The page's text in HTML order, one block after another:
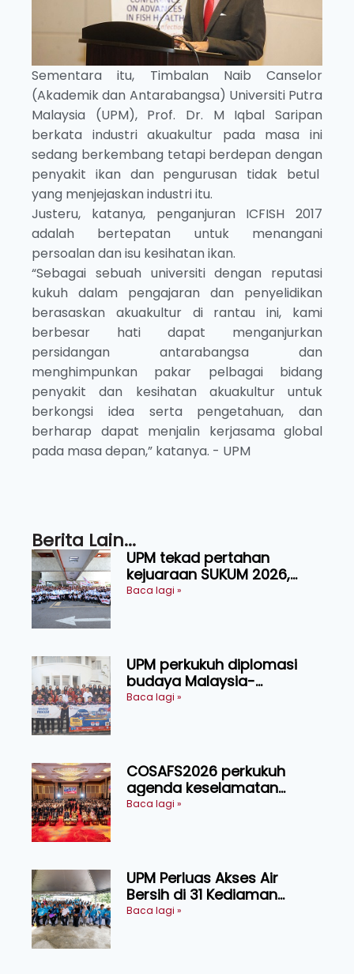
Sementara itu, Timbalan Naib Canselor
(Akademik dan Antarabangsa) Universiti Putra
Malaysia (UPM), Prof. Dr. M Iqbal Saripan
berkata industri akuakultur pada masa ini
sedang berkembang tetapi berdepan dengan
penyakit ikan dan pengurusan tidak betul
yang menjejaskan industri itu.
Justeru, katanya, penganjuran ICFISH 2017
adalah bertepatan untuk menangani
persoalan dan isu kesihatan ikan.
“Sebagai sebuah universiti dengan reputasi
kukuh dalam pengajaran dan penyelidikan
berasaskan akuakultur di rantau ini, kami
berbesar hati dapat menganjurkan
persidangan antarabangsa dan
menghimpunkan pakar pelbagai bidang
penyakit dan kesihatan akuakultur untuk
berkongsi idea serta pengetahuan, dan
berharap dapat menjalin kerjasama global
pada masa depan,” katanya. - UPM
Berita Lain...
UPM tekad pertahan
kejuaraan SUKUM 2026,
sasar 16 pingat emas
Baca lagi »
UPM perkukuh diplomasi
budaya Malaysia-
Indonesia melalui Narasi
Baca lagi »
COSAFS2026 perkukuh
agenda keselamatan
makanan, AgriHub pacu
Baca lagi »
UPM Perluas Akses Air
Bersih di 31 Kediaman
Orang Asli Tasik Chini
Baca lagi »